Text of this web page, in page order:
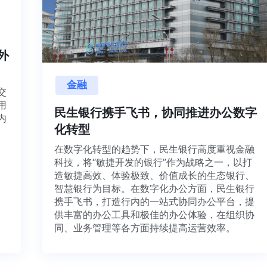
金融
民生银行携手飞书，协同推进办公数字
化转型
在数字化转型的趋势下，民生银行高度重视金融
科技，将“敏捷开发的银行”作为战略之一，以打
造敏捷高效、体验极致、价值成长的生态银行、
智慧银行为目标。在数字化办公方面，民生银行
携手飞书，打造行内的一站式协同办公平台，提
供丰富的办公工具和极佳的办公体验，在组织协
同、业务管理等各方面持续提高运营效率。